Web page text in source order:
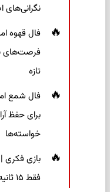
نگرانی‌های
فرصت‌های
تازه
برای حفظ
خواسته‌ها
بازی فکری
فقط ۱۵ ثانیه برای پیداکردنش وقت دارید